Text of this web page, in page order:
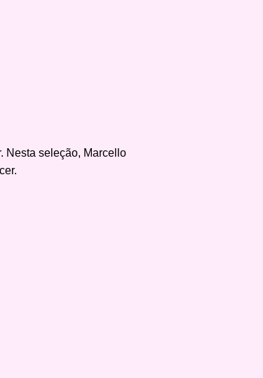
Nesta seleção, Marcello